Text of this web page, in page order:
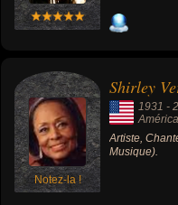
Notez-la !
Shirley
1931 -
Artiste,
Musique).